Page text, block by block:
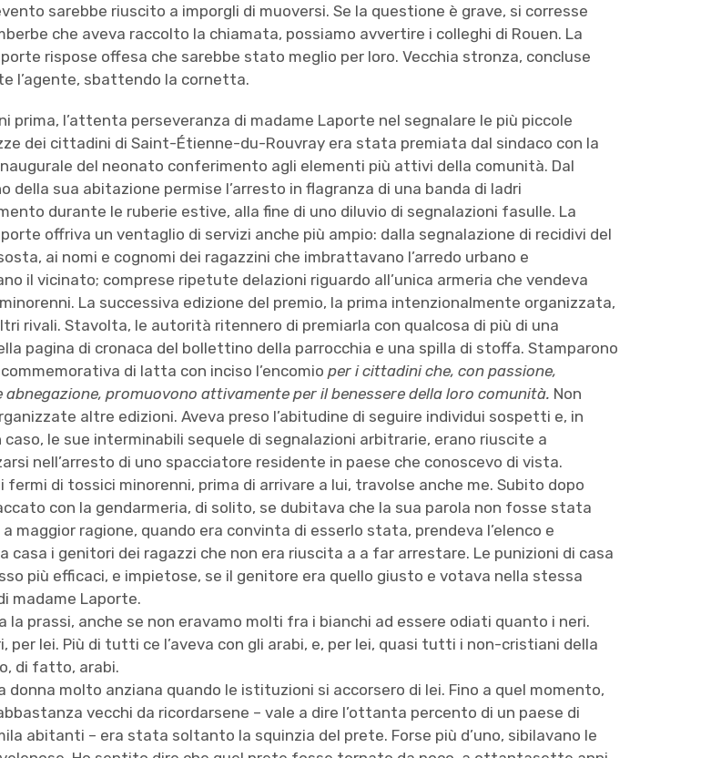
sarebbe riuscito a imporgli di muoversi. Se la questione è grave, si corresse
che aveva raccolto la chiamata, possiamo avvertire i colleghi di Rouen. La
rispose offesa che sarebbe stato meglio per loro. Vecchia stronza, concluse
l’agente, sbattendo la cornetta.
prima, l’attenta perseveranza di madame Laporte nel segnalare le più piccole
dei cittadini di Saint-Étienne-du-Rouvray era stata premiata dal sindaco con la
del neonato conferimento agli elementi più attivi della comunità. Dal
della sua abitazione permise l’arresto in flagranza di una banda di ladri
durante le ruberie estive, alla fine di uno diluvio di segnalazioni fasulle. La
offriva un ventaglio di servizi anche più ampio: dalla segnalazione di recidivi del
ai nomi e cognomi dei ragazzini che imbrattavano l’arredo urbano e
il vicinato; comprese ripetute delazioni riguardo all’unica armeria che vendeva
La successiva edizione del premio, la prima intenzionalmente organizzata,
rivali. Stavolta, le autorità ritennero di premiarla con qualcosa di più di una
pagina di cronaca del bollettino della parrocchia e una spilla di stoffa. Stamparono
di latta con inciso l’encomioper i cittadini che, con passione,
abnegazione, promuovono attivamente per il benessere della loro comunità. Non
altre edizioni. Aveva preso l’abitudine di seguire individui sospetti e, in
caso, le sue interminabili sequele di segnalazioni arbitrarie, erano riuscite a
nell’arresto di uno spacciatore residente in paese che conoscevo di vista.
fermi di tossici minorenni, prima di arrivare a lui, travolse anche me. Subito dopo
con la gendarmeria, di solito, se dubitava che la sua parola non fosse stata
a maggior ragione, quando era convinta di esserlo stata, prendeva l’elenco e
casa i genitori dei ragazzi che non era riuscita a a far arrestare. Le punizioni di casa
più efficaci, e impietose, se il genitore era quello giusto e votava nella stessa
madame Laporte.
la prassi, anche se non eravamo molti fra i bianchi ad essere odiati quanto i neri.
per lei. Più di tutti ce l’aveva con gli arabi, e, per lei, quasi tutti i non-cristiani della
di fatto, arabi.
donna molto anziana quando le istituzioni si accorsero di lei. Fino a quel momento,
vecchi da ricordarsene – vale a dire l’ottanta percento di un paese di
abitanti – era stata soltanto la squinzia del prete. Forse più d’uno, sibilavano le